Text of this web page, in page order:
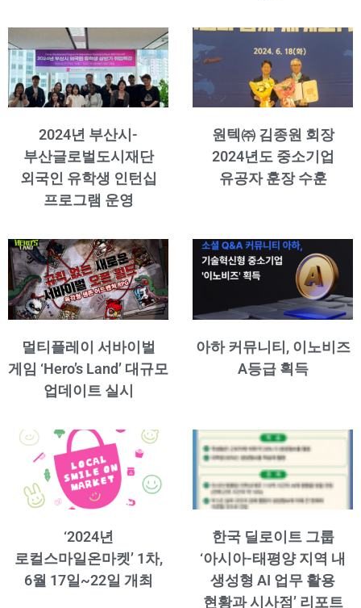
2024년 부산시-
부산글로벌도시재단
외국인 유학생 인턴십
프로그램 운영
원텍㈜ 김종원 회장
2024년도 중소기업
유공자 훈장 수훈
멀티플레이 서바이벌
게임 ‘Hero’s Land’ 대규모
업데이트 실시
아하 커뮤니티, 이노비즈
A등급 획득
‘2024년
로컬스마일온마켓’ 1차,
6월 17일~22일 개최
한국 딜로이트 그룹
‘아시아-태평양 지역 내
생성형 AI 업무 활용
현황과 시사점’ 리포트